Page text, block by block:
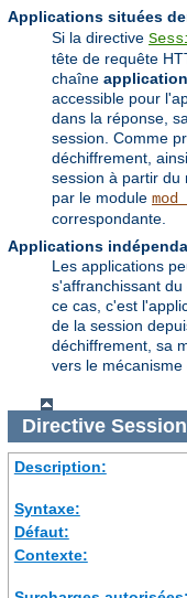
Applications situées
Si la directive
tête de requête
chaîne
accessible pour
dans la réponse,
session. Comme
déchiffrement,
session à partir du
par le module
correspondante.
Applications
Les applications
s'affranchissant
ce cas, c'est
de la session
déchiffrement, sa
vers le
Directive Session
Description:
Syntaxe:
Défaut:
Contexte: